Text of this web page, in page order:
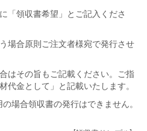
「領収書希望」とご記入くださ
場合原則ご注文者様宛で発行させ
はその旨もご記載ください。ご指
代金として」と記載いたします。
場合領収書の発行はできません。